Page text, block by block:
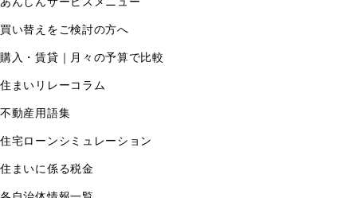
買い替えをご検討の方へ
購入・賃貸｜月々の予算で比較
住まいリレーコラム
不動産用語集
住宅ローンシミュレーション
住まいに係る税金